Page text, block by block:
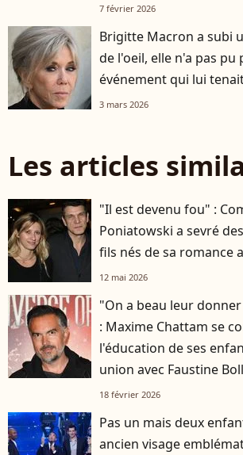
7 février 2026
Brigitte Macron a subi
de l'oeil, elle n'a pas pu
événement qui lui
3 mars 2026
Les articles
"Il est devenu fou" :
Poniatowski a sevré
fils nés de sa romance
12 mai 2026
"On a beau leur
: Maxime Chattam se
l'éducation de ses
union avec Faustine
18 février 2026
Pas un mais deux
ancien visage